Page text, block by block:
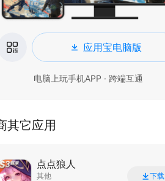
应用宝电脑版
电脑上玩手机APP · 跨端互通
其它应用
点点狼人
其他
下载